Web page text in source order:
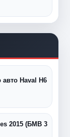
авто Haval H6
2015 (БМВ 3